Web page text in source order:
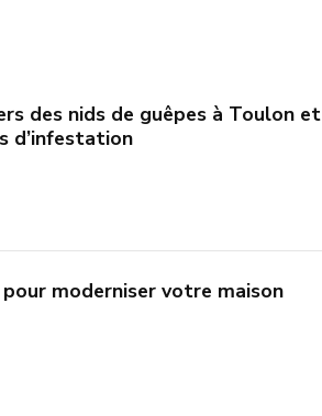
des nids de guêpes à Toulon et
d’infestation
moderniser votre maison